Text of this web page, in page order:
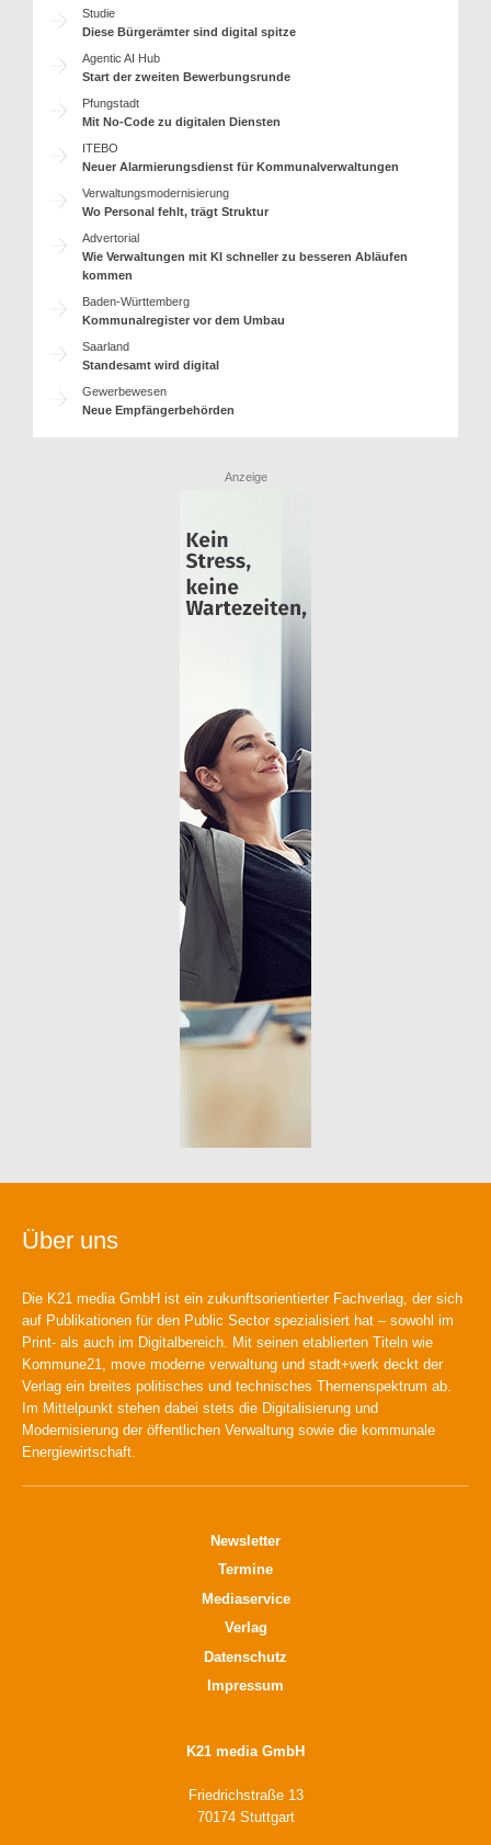
Studie
Diese Bürgerämter sind digital spitze
Agentic AI Hub
Start der zweiten Bewerbungsrunde
Pfungstadt
Mit No-Code zu digitalen Diensten
ITEBO
Neuer Alarmierungsdienst für Kommunalverwaltungen
Verwaltungsmodernisierung
Wo Personal fehlt, trägt Struktur
Advertorial
Wie Verwaltungen mit KI schneller zu besseren Abläufen
kommen
Baden-Württemberg
Kommunalregister vor dem Umbau
Saarland
Standesamt wird digital
Gewerbewesen
Neue Empfängerbehörden
Anzeige
Über uns
Die K21 media GmbH ist ein zukunftsorientierter Fachverlag, der sich
auf Publikationen für den Public Sector spezialisiert hat – sowohl im
Print- als auch im Digitalbereich. Mit seinen etablierten Titeln wie
Kommune21, move moderne verwaltung und stadt+werk deckt der
Verlag ein breites politisches und technisches Themenspektrum ab.
Im Mittelpunkt stehen dabei stets die Digitalisierung und
Modernisierung der öffentlichen Verwaltung sowie die kommunale
Energiewirtschaft.
Newsletter
Termine
Mediaservice
Verlag
Datenschutz
Impressum
K21 media GmbH
Friedrichstraße 13
70174 Stuttgart